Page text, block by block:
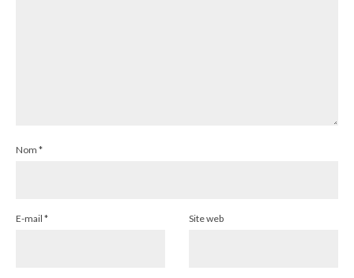
Nom *
E-mail * Site web